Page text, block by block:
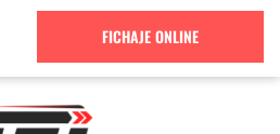
FICHAJE ONLINE